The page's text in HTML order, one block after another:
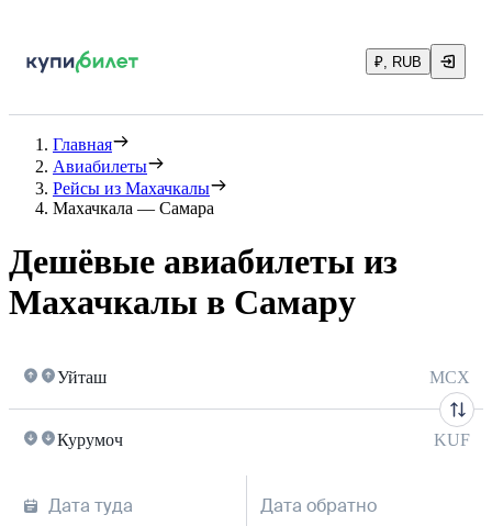
₽, RUB
Главная
Авиабилеты
Рейсы из Махачкалы
Махачкала — Самара
Дешёвые авиабилеты из
Махачкалы в Самару
Уйташ MCX
Курумоч KUF
Дата туда Дата обратно